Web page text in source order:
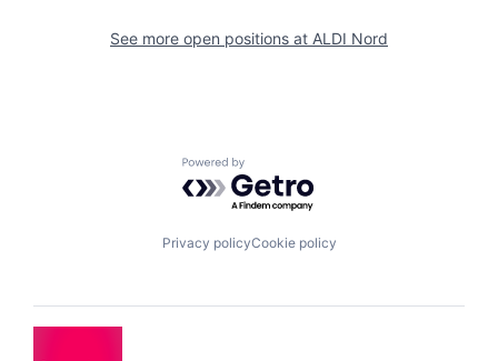
See more open positions at ALDI Nord
Powered by Getro.com
Privacy policyCookie policy